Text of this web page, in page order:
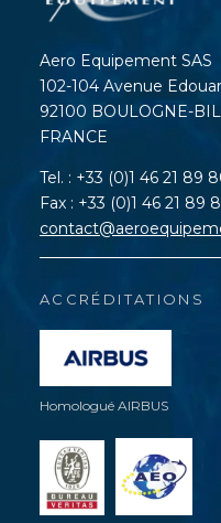
Aero Equipement SAS
102-104 Avenue
92100 BOULOGNE-
FRANCE
Tel. : +33 (0)1 46 21 89
Fax : +33 (0)1 46 21 89
ACCRÉDITATIONS
Homologué AIRBUS